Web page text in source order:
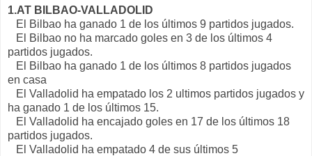
1.AT BILBAO-VALLADOLID
El Bilbao ha ganado 1 de los últimos 9 partidos jugados.
El Bilbao no ha marcado goles en 3 de los últimos 4
partidos jugados.
El Bilbao ha ganado 1 de los últimos 8 partidos jugados
en casa
El Valladolid ha empatado los 2 ultimos partidos jugados y
ha ganado 1 de los últimos 15.
El Valladolid ha encajado goles en 17 de los últimos 18
partidos jugados.
El Valladolid ha empatado 4 de sus últimos 5